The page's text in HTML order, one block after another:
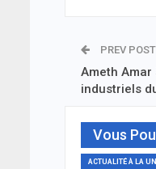
PREV POST
Ameth
industriels
Vous
ACTUALITÉ À LA